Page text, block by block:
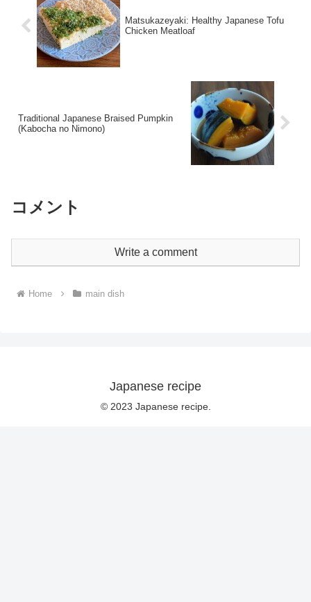
Matsukazeyaki: Healthy Japanese Tofu
Chicken Meatloaf
Traditional Japanese Braised Pumpkin
(Kabocha no Nimono)
コメント
Write a comment
Home main dish
Japanese recipe
© 2023 Japanese recipe.